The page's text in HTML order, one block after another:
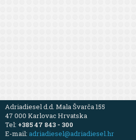
Adriadiesel d.d. Mala Švarča 155
47 000 Karlovac Hrvatska
Tel: +385 47 843 - 300
E-mail: adriadiesel@adriadiesel.hr